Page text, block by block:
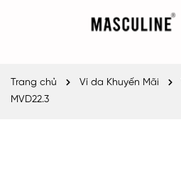
Trang chủ Ví da Khuyến Mãi
MVD22.3